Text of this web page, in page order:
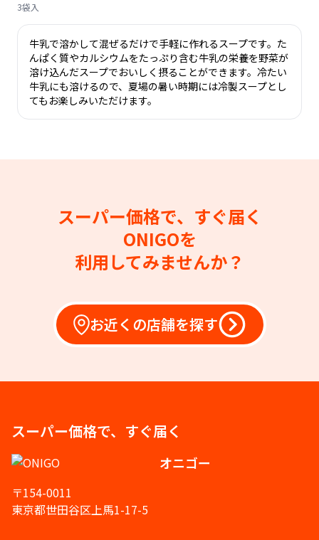
3袋入
牛乳で溶かして混ぜるだけで手軽に作れるスープです。た
んぱく質やカルシウムをたっぷり含む牛乳の栄養を野菜が
溶け込んだスープでおいしく摂ることができます。冷たい
牛乳にも溶けるので、夏場の暑い時期には冷製スープとし
てもお楽しみいただけます。
スーパー価格で、すぐ届く
ONIGOを
利用してみませんか？
お近くの店舗を探す
スーパー価格で、すぐ届く
オニゴー
〒154-0011
東京都世田谷区上馬1-17-5